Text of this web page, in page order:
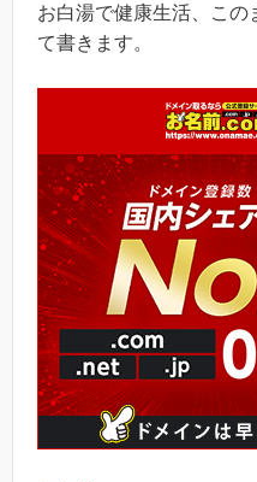
お白湯で健康生活、この
て書きます。